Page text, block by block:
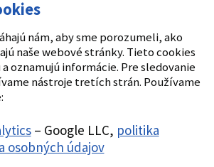
nám, aby sme porozumeli, ako
naše webové stránky. Tieto cookies
oznamujú informácie. Pre sledovanie
nástroje tretích strán. Používame
– Google LLC, politika
osobných údajov